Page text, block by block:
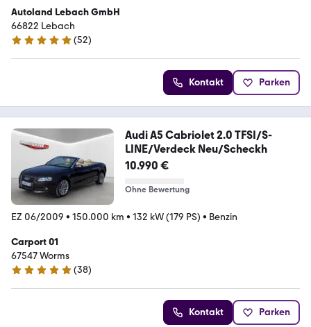
Autoland Lebach GmbH
66822 Lebach
5 Sterne
(52)
Kontakt Parken
Audi A5 Cabriolet 2.0 TFSI/S-
LINE/Verdeck Neu/Scheckh
10.990 €
Ohne Bewertung
EZ 06/2009 • 150.000 km • 132 kW (179 PS) • Benzin
Carport 01
67547 Worms
4.9 Sterne
(38)
Kontakt Parken